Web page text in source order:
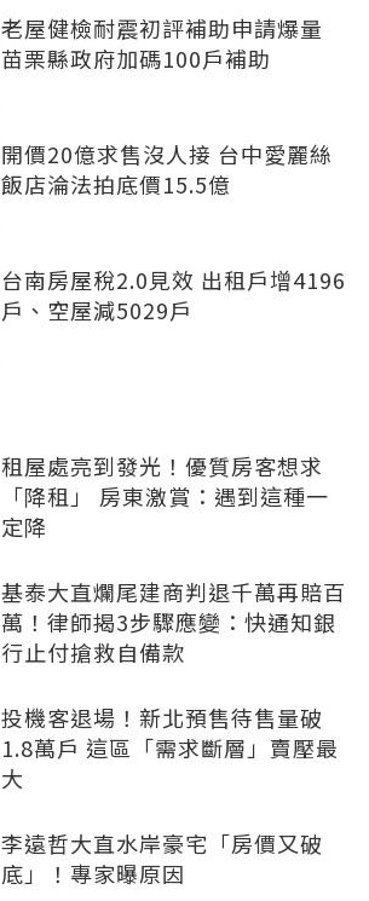
老屋健檢耐震初評補助申請爆量
苗栗縣政府加碼100戶補助
開價20億求售沒人接 台中愛麗絲
飯店淪法拍底價15.5億
台南房屋稅2.0見效 出租戶增4196
戶、空屋減5029戶
租屋處亮到發光！優質房客想求
「降租」 房東激賞：遇到這種一
定降
基泰大直爛尾建商判退千萬再賠百
萬！律師揭3步驟應變：快通知銀
行止付搶救自備款
投機客退場！新北預售待售量破
1.8萬戶 這區「需求斷層」賣壓最
大
李遠哲大直水岸豪宅「房價又破
底」！專家曝原因